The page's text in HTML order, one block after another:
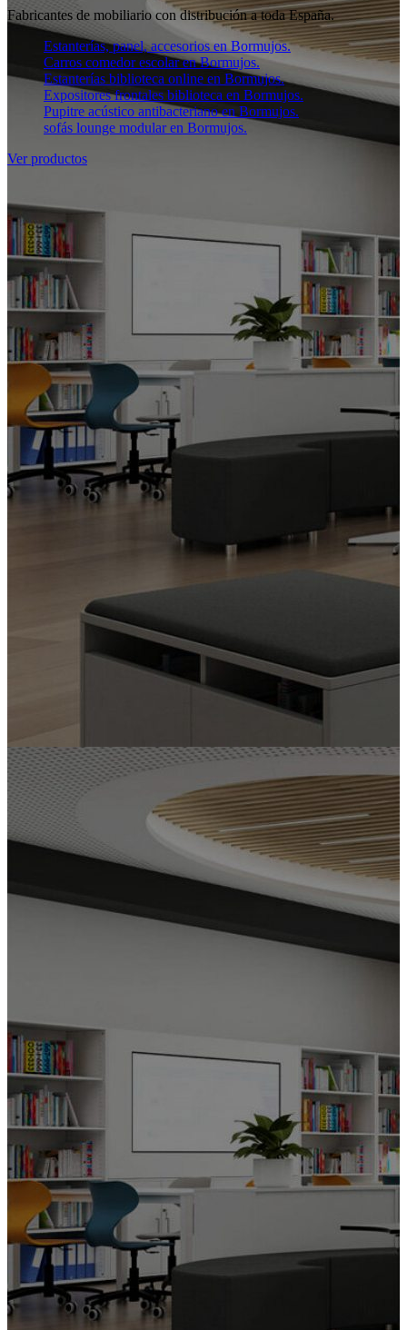
Fabricantes de mobiliario con distribución a toda España.
Estanterías, panel, accesorios en Bormujos.
Carros comedor escolar en Bormujos.
Estanterías biblioteca online en Bormujos.
Expositores frontales biblioteca en Bormujos.
Pupitre acústico antibacteriano en Bormujos.
sofás lounge modular en Bormujos.
Ver productos